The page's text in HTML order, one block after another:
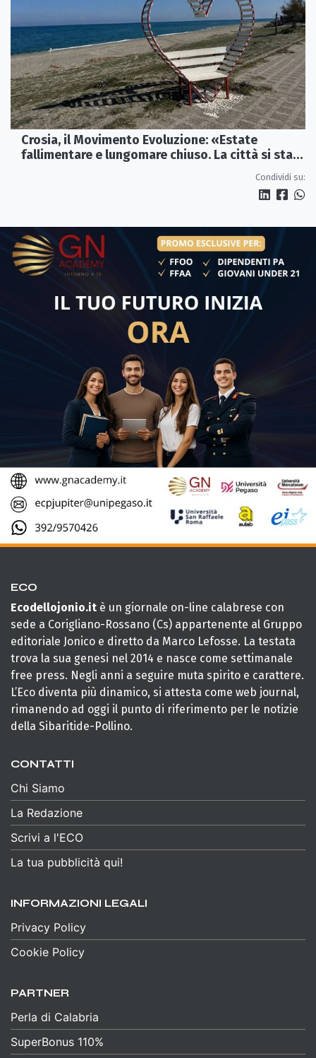
Crosia, il Movimento Evoluzione: «Estate
fallimentare e lungomare chiuso. La città si sta
Condividi su:
ECO
Ecodellojonio.it è un giornale on-line calabrese con
sede a Corigliano-Rossano (Cs) appartenente al Gruppo
editoriale Jonico e diretto da Marco Lefosse. La testata
trova la sua genesi nel 2014 e nasce come settimanale
free press. Negli anni a seguire muta spirito e carattere.
L’Eco diventa più dinamico, si attesta come web journal,
rimanendo ad oggi il punto di riferimento per le notizie
della Sibaritide-Pollino.
CONTATTI
Chi Siamo
La Redazione
Scrivi a l'ECO
La tua pubblicità qui!
INFORMAZIONI LEGALI
Privacy Policy
Cookie Policy
PARTNER
Perla di Calabria
SuperBonus 110%